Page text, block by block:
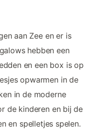
aan Zee en er is
hebben een
en een box is op
opwarmen in de
in de moderne
de kinderen en bij de
en spelletjes spelen.